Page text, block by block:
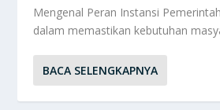
Mengenal Peran Instansi
dalam memastikan kebutuhan
BACA SELENGKAPNYA